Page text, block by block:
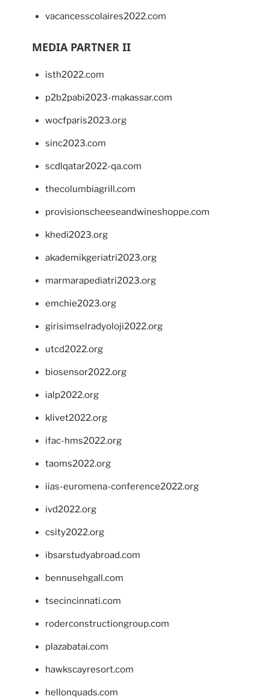
vacancesscolaires2022.com
MEDIA PARTNER II
isth2022.com
p2b2pabi2023-makassar.com
wocfparis2023.org
sinc2023.com
scdlqatar2022-qa.com
thecolumbiagrill.com
provisionscheeseandwineshoppe.com
khedi2023.org
akademikgeriatri2023.org
marmarapediatri2023.org
emchie2023.org
girisimselradyoloji2022.org
utcd2022.org
biosensor2022.org
ialp2022.org
klivet2022.org
ifac-hms2022.org
taoms2022.org
iias-euromena-conference2022.org
ivd2022.org
csity2022.org
ibsarstudyabroad.com
bennusehgall.com
tsecincinnati.com
roderconstructiongroup.com
plazabatai.com
hawkscayresort.com
hellonquads.com